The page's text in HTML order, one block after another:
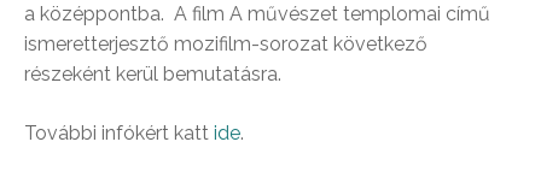
a középpontba. A film A művészet templomai című
ismeretterjesztő mozifilm-sorozat következő
részeként kerül bemutatásra.
További infókért katt ide.